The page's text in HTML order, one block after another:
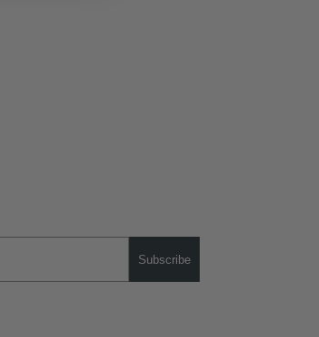
Subscribe